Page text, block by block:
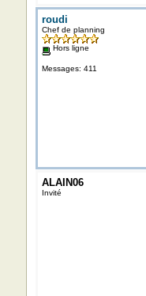
roudi
Chef de planning
Hors ligne
Messages: 411
ALAIN06
Invité